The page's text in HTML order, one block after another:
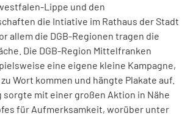
Lippe und den
die Intiative im Rathaus der Stadt
allem die DGB-Regionen tragen die
Die DGB-Region Mittelfranken
eine eigene kleine Kampagne,
Wort kommen und hängte Plakate auf.
sorgte mit einer großen Aktion in Nähe
für Aufmerksamkeit, worüber unter